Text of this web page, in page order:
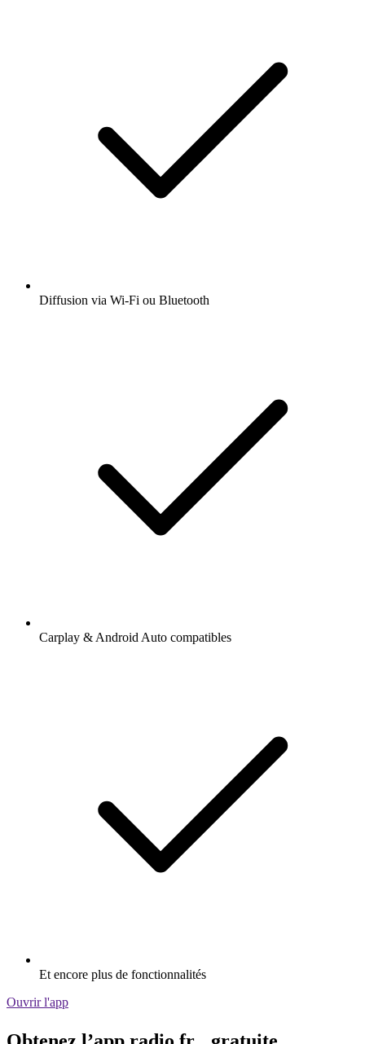
Diffusion via Wi-Fi ou Bluetooth
Carplay & Android Auto compatibles
Et encore plus de fonctionnalités
Ouvrir l'app